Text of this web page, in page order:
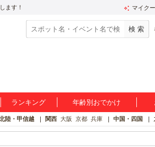
ます！ マイク
ランキング 年齢別おでかけ
陸・甲信越 関西 大阪 京都 兵庫 中国・四国